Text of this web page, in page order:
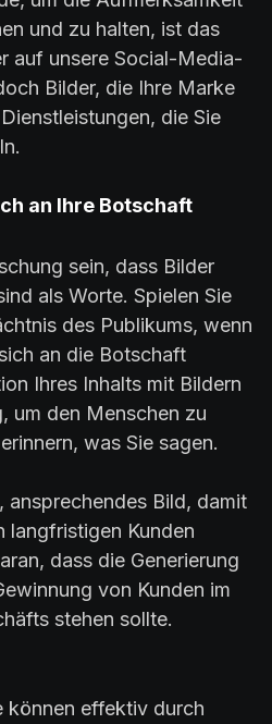
und zu halten, ist das
auf unsere Social-Media-
Bilder, die Ihre Marke
die Sie
an Ihre Botschaft
sein, dass Bilder
als Worte. Spielen Sie
des Publikums, wenn
an die Botschaft
Ihres Inhalts mit Bildern
um den Menschen zu
was Sie sagen.
ansprechendes Bild, damit
langfristigen Kunden
dass die Generierung
von Kunden im
stehen sollte.
können effektiv durch